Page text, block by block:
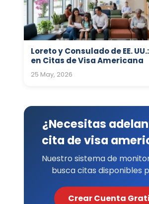
Loreto y Consulado de EE.
en Citas de Visa Americana
25 May, 2026
¿Necesitas
cita de visa
Nuestro sistema de
busca citas disponibles
Crear Cuenta